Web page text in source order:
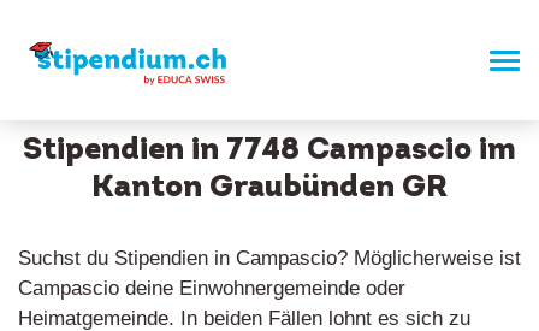
Stipendien in 7748 Campascio im
Kanton Graubünden GR
Suchst du Stipendien in Campascio? Möglicherweise ist
Campascio deine Einwohnergemeinde oder
Heimatgemeinde. In beiden Fällen lohnt es sich zu